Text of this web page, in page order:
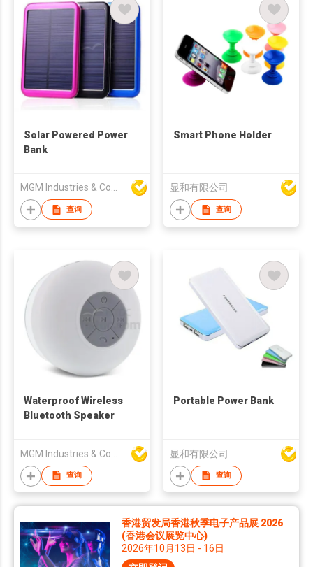
Solar Powered Power
Bank
MGM Industries & Company
查询
Smart Phone Holder
显和有限公司
查询
Waterproof Wireless
Bluetooth Speaker
查询
Portable Power Bank
显和有限公司
查询
香港贸发局香港秋季电子产品展 2026
(香港会议展览中心)
2026年10月13日 - 16日